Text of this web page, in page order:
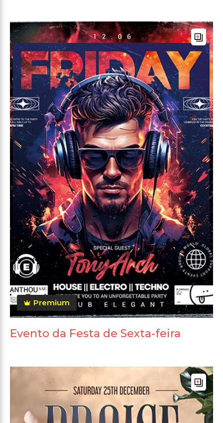
Premium
Evento da Festa de Sexta-feira